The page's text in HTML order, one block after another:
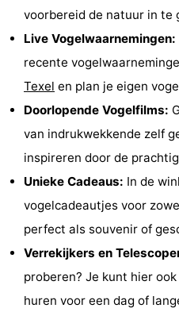
breakfasts)
Hotels
Vakantiehuizen
't
Eibernest
-
Hoogelandt
Beach
Park
Texel
-
Buytenveldt
De
Krim
-
EuroParcs
voorbereid de natuur in te
Live Vogelwaarnemingen:
recente
Texel en plan je eigen
Doorlopende Vogelfilms:
van indrukwekkende zelf
inspireren door de
Unieke Cadeaus: In de
vogelcadeautjes voor
perfect als souvenir of
Verrekijkers en
proberen? Je kunt hier
huren voor een dag of